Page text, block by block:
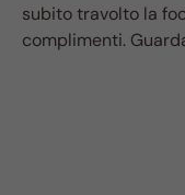
subito travolto la
complimenti.